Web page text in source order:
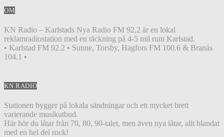
OM
KN Radio – Karlstads Nya Radio FM 92,2 är en lokal
reklamradiostation med en täckning på 4-5 mil runt Karlstad.
• Karlstad FM 92.2 • Sunne, Torsby, Hagfors FM 100.6 & Branäs
104.1 •
KN RADIO
Stationen bygger på lokala sändningar och ett mycket brett
varierande musikutbud.
Här hör du låtar från 70, 80, 90-talet, men även nya låtar, allt blandat
med en hel del rock!